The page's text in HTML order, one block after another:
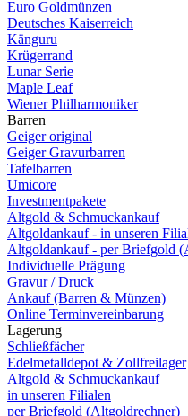
Euro Goldmünzen
Deutsches Kaiserreich
Känguru
Krügerrand
Lunar Serie
Maple Leaf
Wiener Philharmoniker
Barren
Geiger original
Geiger Gravurbarren
Tafelbarren
Umicore
Investmentpakete
Altgold & Schmuckankauf
Altgoldankauf - in unseren
Altgoldankauf - per Briefgold
Individuelle Prägung
Gravur / Druck
Ankauf (Barren & Münzen)
Online Terminvereinbarung
Lagerung
Schließfächer
Edelmetalldepot & Zollfreilager
Altgold & Schmuckankauf
in unseren Filialen
per Briefgold (Altgoldrechner)